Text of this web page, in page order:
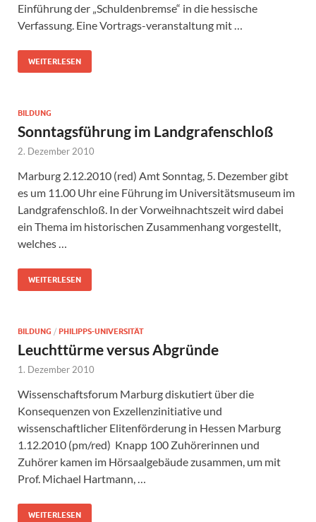
Einführung der „Schuldenbremse“ in die hessische
Verfassung. Eine Vortrags-veranstaltung mit …
WEITERLESEN
BILDUNG
Sonntagsführung im Landgrafenschloß
2. Dezember 2010
Marburg 2.12.2010 (red) Amt Sonntag, 5. Dezember gibt
es um 11.00 Uhr eine Führung im Universitätsmuseum im
Landgrafenschloß. In der Vorweihnachtszeit wird dabei
ein Thema im historischen Zusammenhang vorgestellt,
welches …
WEITERLESEN
BILDUNG / PHILIPPS-UNIVERSITÄT
Leuchttürme versus Abgründe
1. Dezember 2010
Wissenschaftsforum Marburg diskutiert über die
Konsequenzen von Exzellenzinitiative und
wissenschaftlicher Elitenförderung in Hessen Marburg
1.12.2010 (pm/red) Knapp 100 Zuhörerinnen und
Zuhörer kamen im Hörsaalgebäude zusammen, um mit
Prof. Michael Hartmann, …
WEITERLESEN